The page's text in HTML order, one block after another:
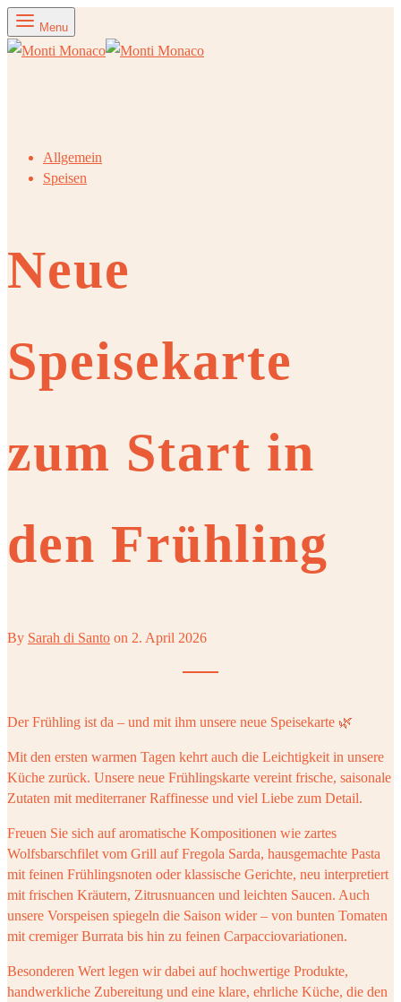
Menu
Allgemein
Speisen
Neue
Speisekarte
zum Start in
den Frühling
By Sarah di Santo on 2. April 2026
Der Frühling ist da – und mit ihm unsere neue Speisekarte 🌿
Mit den ersten warmen Tagen kehrt auch die Leichtigkeit in unsere
Küche zurück. Unsere neue Frühlingskarte vereint frische, saisonale
Zutaten mit mediterraner Raffinesse und viel Liebe zum Detail.
Freuen Sie sich auf aromatische Kompositionen wie zartes
Wolfsbarschfilet vom Grill auf Fregola Sarda, hausgemachte Pasta
mit feinen Frühlingsnoten oder klassische Gerichte, neu interpretiert
mit frischen Kräutern, Zitrusnuancen und leichten Saucen. Auch
unsere Vorspeisen spiegeln die Saison wider – von bunten Tomaten
mit cremiger Burrata bis hin zu feinen Carpacciovariationen.
Besonderen Wert legen wir dabei auf hochwertige Produkte,
handwerkliche Zubereitung und eine klare, ehrliche Küche, die den